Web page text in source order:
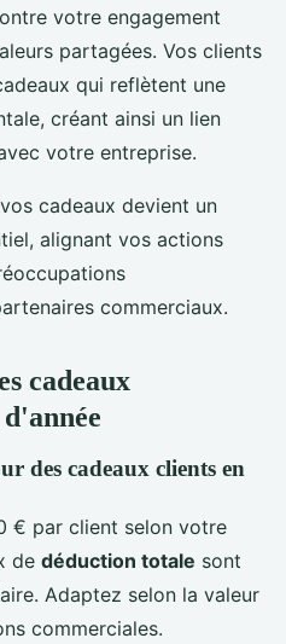
votre engagement
partagées. Vos clients
qui reflètent une
créant ainsi un lien
votre entreprise.
cadeaux devient un
alignant vos actions
commerciaux.
cadeaux
des cadeaux clients en
€ par client selon votre
de déduction totale sont
Adaptez selon la valeur
commerciales.